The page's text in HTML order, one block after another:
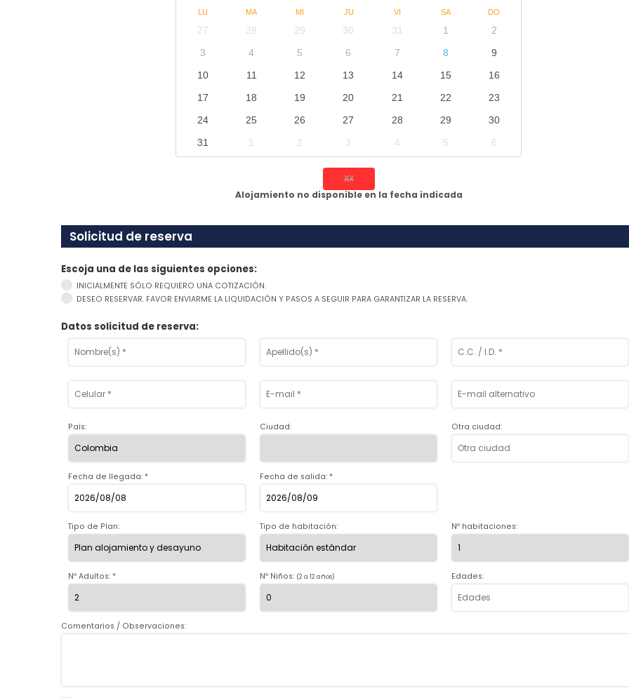
LU MA MI JU VI SA DO
27 28 29 30 31 1
2
3
4 5 6 7 8
9
10
11 12 13 14 15
16
17
18 19 20 21 22
23
24
25 26 27 28 29
30
31
1 2 3 4 5 6
XX
Alojamiento no disponible en la fecha indicada
Solicitud de reserva
Escoja una de las siguientes opciones:
INICIALMENTE SÓLO REQUIERO UNA COTIZACIÓN.
DESEO RESERVAR. FAVOR ENVIARME LA LIQUIDACIÓN Y PASOS A SEGUIR PARA GARANTIZAR LA RESERVA.
Datos solicitud de reserva:
País: Ciudad: Otra ciudad:
Fecha de llegada: * Fecha de salida: *
Tipo de Plan: Tipo de habitación: Nº habitaciones:
Nº Adultos: * Nº Niños: (2 a 12 años) Edades:
Comentarios / Observaciones: